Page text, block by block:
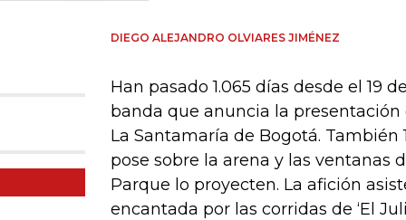
DIEGO ALEJANDRO OLVIARES JIMÉNEZ
Han pasado 1.065 días desde el 19
banda que anuncia la presentación
La Santamaría de Bogotá. También
pose sobre la arena y las ventanas
Parque lo proyecten. La afición
encantada por las corridas de ‘El